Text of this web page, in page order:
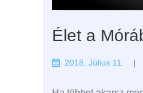
Élet a
2018. Július 11.